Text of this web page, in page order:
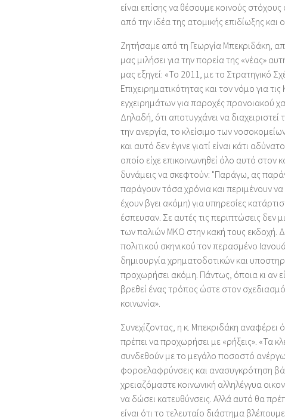
είναι επίσης να θέσουμε κοινούς
από την ιδέα της ατομικής επιδίωξης και
Ζητήσαμε από τη Γεωργία Μπεκριδάκη,
μας μιλήσει για την πορεία της «νέας»
μας εξηγεί: «Το 2011, με το Στρατηγικό
Επιχειρηματικότητας και τον νόμο για
εγχειρημάτων για παροχές προνοιακού
Δηλαδή, ότι αποτυγχάνει να
την ανεργία, το κλείσιμο των
και αυτό δεν έγινε γιατί είναι κάτι
οποίο είχε επικοινωνηθεί όλο αυτό στον
δυνάμεις να σκεφτούν: "Παράγω, ας
παράγουν τόσα χρόνια και περιμένουν
έχουν βγει ακόμη) για υπηρεσίες
έσπευσαν. Σε αυτές τις περιπτώσεις δεν
των παλιών ΜΚΟ στην κακή τους εκδοχή.
πολιτικού σκηνικού τον περασμένο
δημιουργία χρηματοδοτικών και
προχωρήσει ακόμη. Πάντως, όποια κι αν
βρεθεί ένας τρόπος ώστε στον σχεδιασμό
κοινωνία».
Συνεχίζοντας, η κ. Μπεκριδάκη αναφέρει
πρέπει να προχωρήσει με «ρήξεις». «Τα
συνδεθούν με το μεγάλο ποσοστό
φοροελαφρύνσεις και ανασυγκρότηση
χρειαζόμαστε κοινωνική αλληλέγγυα
να δώσει κατευθύνσεις. Αλλά αυτό θα
είναι ότι το τελευταίο διάστημα